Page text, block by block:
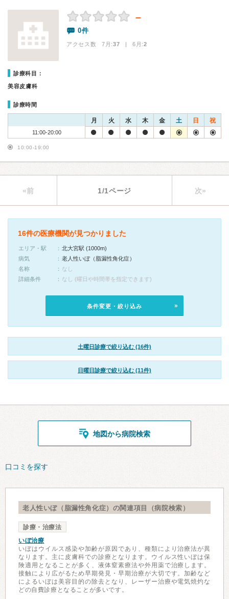
－
0件
アクセス数 7月:37 | 6月:2
診療科目：
美容皮膚科
診療時間
月 火 水 木 金 土 日 祝
11:00-20:00
10:00-19:00
«前 1/1ページ 次»
16件の医療機関が見つかりました
エリア・駅
北大宮駅 (1000m)
病気
老人性いぼ（脂漏性角化症）
名称
なし
詳細条件
なし (曜日や時間帯を指定できます)
条件変更・絞り込み
土曜日診療で絞り込む (16件)
日曜日診療で絞り込む (11件)
地図から病院検索
口コミを探す
老人性いぼ（脂漏性角化症）の関連項目（病院検索）
診療・治療法
いぼ治療
いぼはウイルス感染や加齢が原因であり、種類により治療法が異
なります。主に皮膚科での診療となります。ウイルス性いぼは保
険適用となることが多く、液体窒素療法や外用薬で治療します。
接触により広がるため早期発見・早期治療が大切です。加齢など
によるいぼは美容目的の除去となり、レーザー治療や電気焼灼な
どの自費診療となることが多いです。